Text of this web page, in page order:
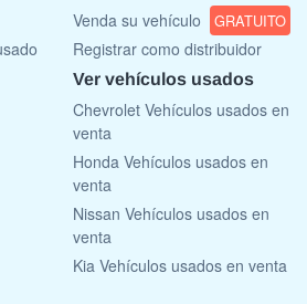
Venda su vehículo GRATUITO
Registrar como distribuidor
Ver vehículos usados
Chevrolet Vehículos usados en
venta
Honda Vehículos usados en
venta
Nissan Vehículos usados en
venta
Kia Vehículos usados en venta